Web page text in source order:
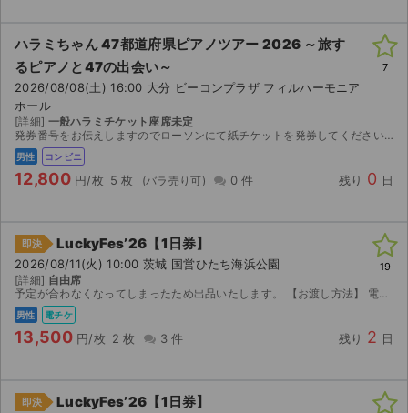
ハラミちゃん 47都道府県ピアノツアー 2026 ～旅す
るピアノと47の出会い～
2026/08/08(土) 16:00 大分 ビーコンプラザ フィルハーモニア
ホール
[詳細] 一般ハラミチケット座席未定
発券番号をお伝えしますのでローソンにて紙チケットを発券してください。
男性 コンビニ
12,800 円/枚 5 枚 0 件 残り 0 日
7
即決 LuckyFes’26【1日券】
2026/08/11(火) 10:00 茨城 国営ひたち海浜公園
[詳細] 自由席
予定が合わなくなってしまったため出品いたします。 【お渡し方法】 電子チケット（チケットぴあ／イープラス）にて分配いたします。 分配可能になり次第、取引連絡にてURLをお送りします。 ...
男性 電チケ
13,500 円/枚 2 枚 3 件 残り 2 日
19
即決 LuckyFes’26【1日券】